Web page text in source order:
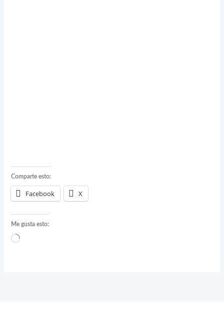
Comparte esto:
Facebook X
Me gusta esto:
Cargando...